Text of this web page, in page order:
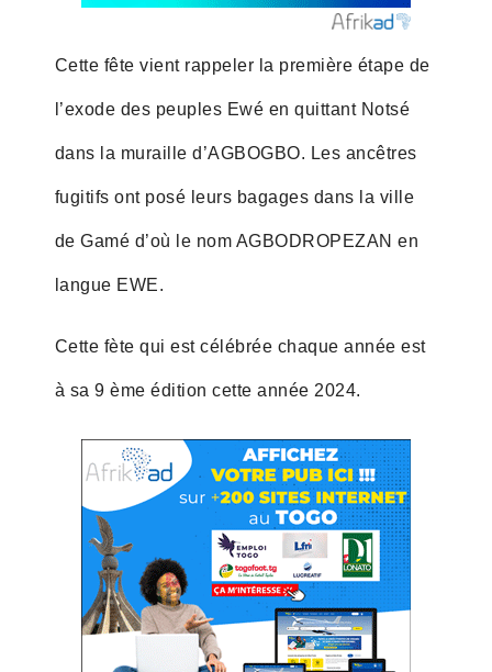
Cette fête vient rappeler la première étape de
l’exode des peuples Ewé en quittant Notsé
dans la muraille d’AGBOGBO. Les ancêtres
fugitifs ont posé leurs bagages dans la ville
de Gamé d’où le nom AGBODROPEZAN en
langue EWE.
Cette fète qui est célébrée chaque année est
à sa 9 ème édition cette année 2024.